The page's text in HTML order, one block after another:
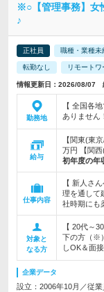
※○【管理事務】女
♪
正社員 職種・業種未
転勤なし リモートワ
情報更新日：2026/08/07
勤務地
【 全国各
ありません
給与
【関東(東
万円 【関
初年度の年
仕事内容
【 新人さ
理を通して
社時期にも
対象と
なる方
【 20代～
下の方（※
しOK＆面
企業データ
設立：2006年10月／従